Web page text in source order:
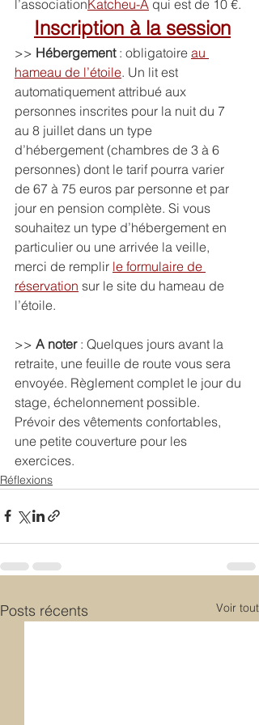
l’associationKatcheu-A qui est de 10 €.
Inscription à la session
>> Hébergement : obligatoire au
hameau de l’étoile. Un lit est
automatiquement attribué aux
personnes inscrites pour la nuit du 7
au 8 juillet dans un type
d’hébergement (chambres de 3 à 6
personnes) dont le tarif pourra varier
de 67 à 75 euros par personne et par
jour en pension complète. Si vous
souhaitez un type d’hébergement en
particulier ou une arrivée la veille,
merci de remplir le formulaire de
réservation sur le site du hameau de
l’étoile.
>> A noter : Quelques jours avant la
retraite, une feuille de route vous sera
envoyée. Règlement complet le jour du
stage, échelonnement possible.
Prévoir des vêtements confortables,
une petite couverture pour les
exercices.
Réflexions
Posts récents Voir tout